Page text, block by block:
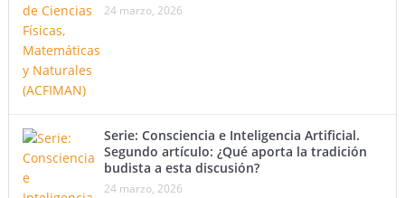
24 marzo, 2026
Serie: Consciencia e Inteligencia Artificial.
Segundo artículo: ¿Qué aporta la tradición
budista a esta discusión?
24 marzo, 2026